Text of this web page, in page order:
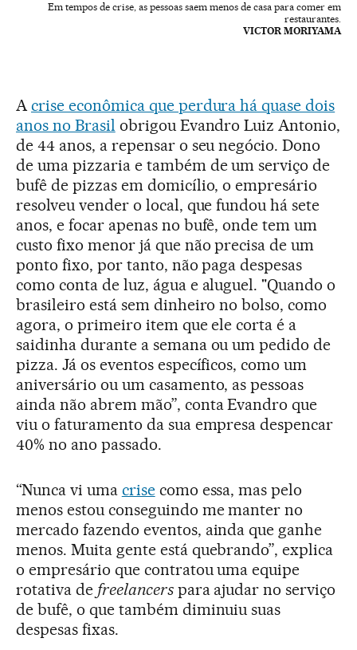
Em tempos de crise, as pessoas saem menos de casa para comer em
restaurantes.
VICTOR MORIYAMA
Acrise econômica que perdura há quase dois
anos no Brasil obrigou Evandro Luiz Antonio,
de 44 anos, a repensar o seu negócio. Dono
de uma pizzaria e também de um serviço de
bufê de pizzas em domicílio, o empresário
resolveu vender o local, que fundou há sete
anos, e focar apenas no bufê, onde tem um
custo fixo menor já que não precisa de um
ponto fixo, por tanto, não paga despesas
como conta de luz, água e aluguel. "Quando o
brasileiro está sem dinheiro no bolso, como
agora, o primeiro item que ele corta é a
saidinha durante a semana ou um pedido de
pizza. Já os eventos específicos, como um
aniversário ou um casamento, as pessoas
ainda não abrem mão”, conta Evandro que
viu o faturamento da sua empresa despencar
40% no ano passado.
“Nunca vi uma crisecomo essa, mas pelo
menos estou conseguindo me manter no
mercado fazendo eventos, ainda que ganhe
menos. Muita gente está quebrando”, explica
o empresário que contratou uma equipe
rotativa de freelancerspara ajudar no serviço
de bufê, o que também diminuiu suas
despesas fixas.